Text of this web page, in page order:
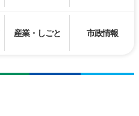
産業・しごと 市政情報